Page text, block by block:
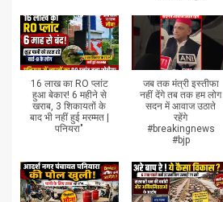
16 लाख का RO प्लांट
हुआ बेकार! 6 महीने से
खराब, 3 शिकायतों के
बाद भी नहीं हुई मरम्मत |
पनियरा"
जब तक मंत्री इस्तीफा
नहीं देंगे तब तक हम लोग
सदन में आवाज उठाते
रहेंगे
#breakingnews
#bjp